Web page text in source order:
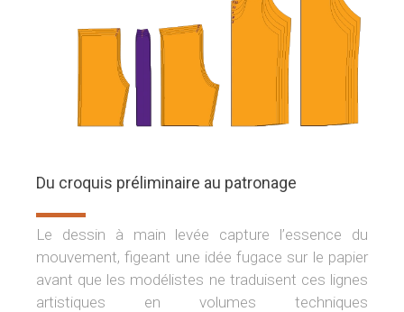
Du croquis préliminaire au patronage
Le dessin à main levée capture l’essence du
mouvement, figeant une idée fugace sur le papier
avant que les modélistes ne traduisent ces lignes
artistiques en volumes techniques